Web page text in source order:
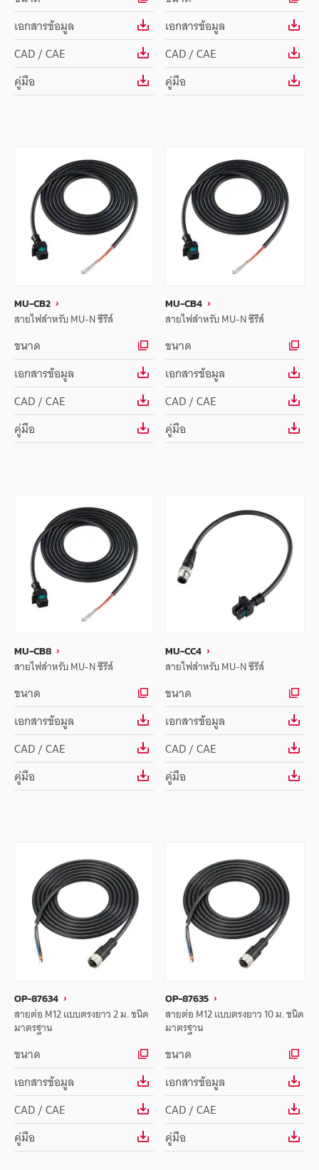
เอกสารข้อมูล
CAD / CAE
คู่มือ
เอกสารข้อมูล
CAD / CAE
คู่มือ
MU-CB2
สายไฟสำหรับ MU-N ซีรีส์
ขนาด
เอกสารข้อมูล
CAD / CAE
คู่มือ
MU-CB4
สายไฟสำหรับ MU-N ซีรีส์
ขนาด
เอกสารข้อมูล
CAD / CAE
คู่มือ
MU-CB8
สายไฟสำหรับ MU-N ซีรีส์
ขนาด
เอกสารข้อมูล
CAD / CAE
คู่มือ
MU-CC4
สายไฟสำหรับ MU-N ซีรีส์
ขนาด
เอกสารข้อมูล
CAD / CAE
คู่มือ
OP-87634
สายต่อ M12 แบบตรงยาว 2 ม. ชนิด
มาตรฐาน
ขนาด
เอกสารข้อมูล
CAD / CAE
คู่มือ
OP-87635
สายต่อ M12 แบบตรงยาว 10 ม. ชนิด
มาตรฐาน
ขนาด
เอกสารข้อมูล
CAD / CAE
คู่มือ